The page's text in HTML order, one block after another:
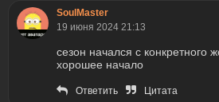
SoulMaster
19 июня 2024 21:13
сезон начался с конкретного
хорошее начало
Ответить Цитата